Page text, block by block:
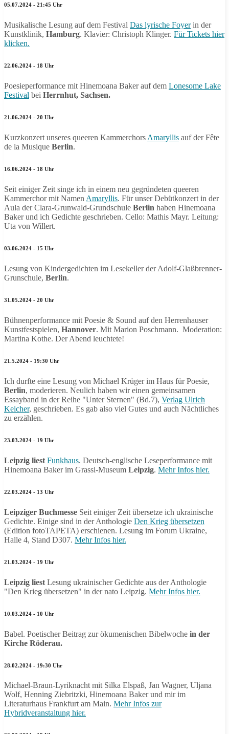
05.07.2024 - 21:45 Uhr
Musikalische Lesung auf dem Festival Das lyrische Foyerin der
Kunstklinik, Hamburg. Klavier: Christoph Klinger. Für Tickets hier
klicken.
22.06.2024 - 18 Uhr
Poesieperformance mit Hinemoana Baker auf dem Lonesome Lake
Festival bei Herrnhut, Sachsen.
21.06.2024 - 20 Uhr
Kurzkonzert unseres queeren Kammerchors Amaryllis auf der Fête
de la Musique Berlin.
16.06.2024 - 18 Uhr
Seit einiger Zeit singe ich in einem neu gegründeten queeren
Kammerchor mit Namen Amaryllis. Für unser Debütkonzert in der
Aula der Clara-Grunwald-Grundschule Berlin haben Hinemoana
Baker und ich Gedichte geschrieben. Cello: Mathis Mayr. Leitung:
Uta von Willert.
03.06.2024 - 15 Uhr
Lesung von Kindergedichten im Lesekeller der Adolf-Glaßbrenner-
Grunschule, Berlin.
31.05.2024 - 20 Uhr
Bühnenperformance mit Poesie & Sound auf den Herrenhauser
Kunstfestspielen, Hannover. Mit Marion Poschmann. Moderation:
Martina Kothe. Der Abend leuchtete!
21.5.2024 - 19:30 Uhr
Ich durfte eine Lesung von Michael Krüger im Haus für Poesie,
Berlin, moderieren. Neulich haben wir einen gemeinsamen
Essayband in der Reihe "Unter Sternen" (Bd.7), Verlag Ulrich
Keicher, geschrieben. Es gab also viel Gutes und auch Nächtliches
zu erzählen.
23.03.2024 - 19 Uhr
Leipzig liest Funkhaus. Deutsch-englische Leseperformance mit
Hinemoana Baker im Grassi-Museum Leipzig. Mehr Infos hier.
22.03.2024 - 13 Uhr
Leipziger Buchmesse Seit einiger Zeit übersetze ich ukrainische
Gedichte. Einige sind in der Anthologie Den Krieg übersetzen
(Edition fotoTAPETA) erschienen. Lesung im Forum Ukraine,
Halle 4, Stand D307. Mehr Infos hier.
21.03.2024 - 19 Uhr
Leipzig liest Lesung ukrainischer Gedichte aus der Anthologie
"Den Krieg übersetzen" in der nato Leipzig. Mehr Infos hier.
10.03.2024 - 10 Uhr
Babel. Poetischer Beitrag zur ökumenischen Bibelwoche in der
Kirche Röderau.
28.02.2024 - 19:30 Uhr
Michael-Braun-Lyriknacht mit Silka Elspaß, Jan Wagner, Uljana
Wolf, Henning Ziebritzki, Hinemoana Baker und mir im
Literaturhaus Frankfurt am Main. Mehr Infos zur
Hybridveranstaltung hier.